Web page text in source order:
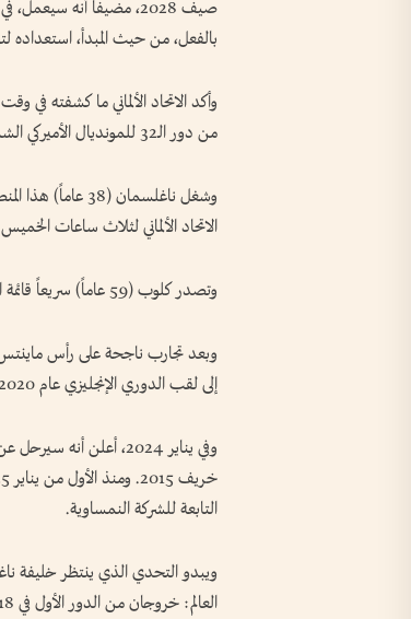
صيف 2028، مضيفاً أنه
بالفعل، من حيث المبدأ، استعداده
وأكد الاتحاد الألماني ما كشفته في
من دور الـ32 للمونديال الأميركي الشمالي على يد الباراغواي.
الاتحاد الألماني لثلاث ساعات
وتصدر كلوب (59 عاماً) سريعاً قائمة المرشحين الأوفر حظاً لخلافته.
وبعد تجارب ناجحة على رأس ماينتس
إلى لقب الدوري الإنجليزي عام 2020، منهياً 30 عاماً من الصيام، وذلك بعد عام من تتويجه بدوري أبطال أوروبا.
وفي يناير 2024، أعلن
التابعة للشركة النمساوية.
ويبدو التحدي الذي ينتظر خليفة